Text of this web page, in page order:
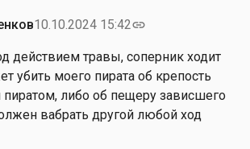
10.10.2024 15:42link
действием травы, соперник ходит
убить моего пирата об крепость
либо об пещеру зависшего
вабрать другой любой ход